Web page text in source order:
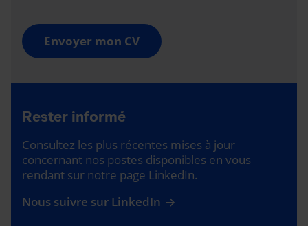
Envoyer mon CV
Rester informé
Consultez les plus récentes mises à jour
concernant nos postes disponibles en vous
rendant sur notre page LinkedIn.
Nous suivre sur LinkedIn